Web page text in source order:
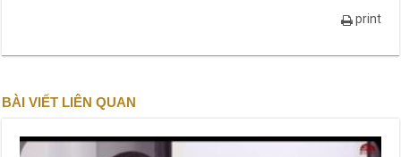
print
BÀI VIẾT LIÊN QUAN